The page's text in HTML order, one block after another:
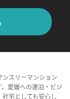
スリーマンション
愛媛への連泊・ビジ
宅としても安心し